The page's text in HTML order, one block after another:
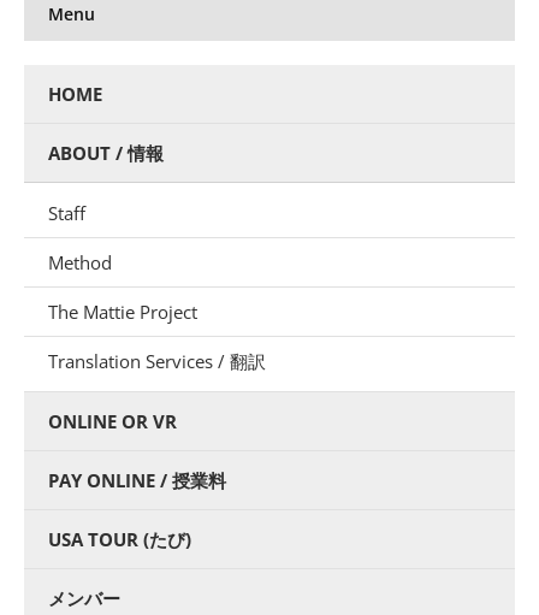
Menu
HOME
ABOUT / 情報
Staff
Method
The Mattie Project
Translation Services / 翻訳
ONLINE OR VR
PAY ONLINE / 授業料
USA TOUR (たび)
メンバー